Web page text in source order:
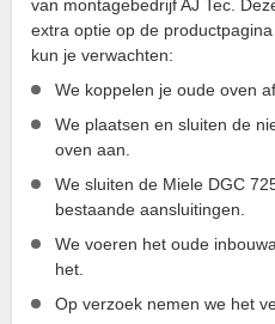
van montagebedrijf AJ Tec.
extra optie op de
kun je verwachten:
We koppelen je oude oven
We plaatsen en sluiten de
oven aan.
We sluiten de Miele DGC
bestaande aansluitingen.
We voeren het oude
het.
Op verzoek nemen we het